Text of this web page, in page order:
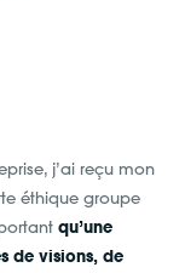
j’ai reçu mon
éthique groupe
qu’une
de visions, de